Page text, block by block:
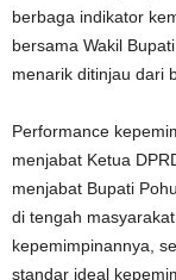
berbaga indikator
bersama Wakil
menarik ditinjau dari
Performance
menjabat Ketua
menjabat Bupati
di tengah
kepemimpinannya,
standar ideal